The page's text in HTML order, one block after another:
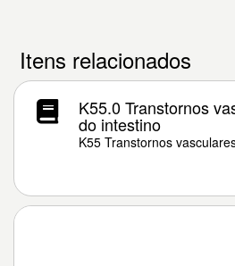
Itens relacionados
K55.0 Transtornos
do intestino
K55 Transtornos